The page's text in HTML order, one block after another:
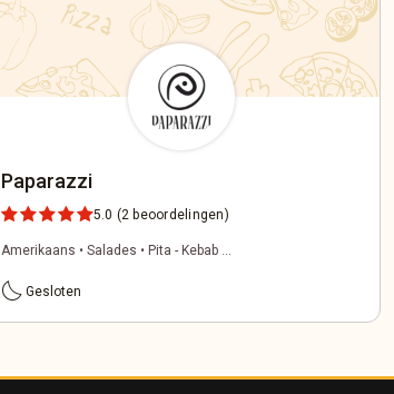
Paparazzi
5.0 (2 beoordelingen)
Amerikaans • Salades • Pita - Kebab ...
bedtime Gesloten